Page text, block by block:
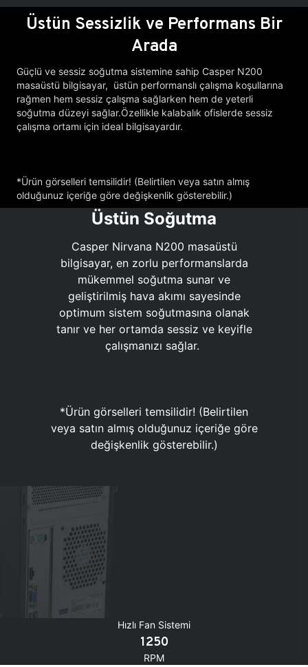
Üstün Sessizlik ve Performans Bir
Arada
Güçlü ve sessiz soğutma sistemine sahip Casper N200
masaüstü bilgisayar, üstün performanslı çalışma koşullarına
rağmen hem sessiz çalışma sağlarken hem de yeterli
soğutma düzeyi sağlar.Özellikle kalabalık ofislerde sessiz
çalışma ortamı için ideal bilgisayardır.
*Ürün görselleri temsilidir! (Belirtilen veya satın almış
olduğunuz içeriğe göre değişkenlik gösterebilir.)
Üstün Soğutma
Casper Nirvana N200 masaüstü
bilgisayar, en zorlu performanslarda
mükemmel soğutma sunar ve
geliştirilmiş hava akımı sayesinde
optimum sistem soğutmasına olanak
tanır ve her ortamda sessiz ve keyifle
çalışmanızı sağlar.
*Ürün görselleri temsilidir! (Belirtilen
veya satın almış olduğunuz içeriğe göre
değişkenlik gösterebilir.)
Hızlı Fan Sistemi
1250
RPM